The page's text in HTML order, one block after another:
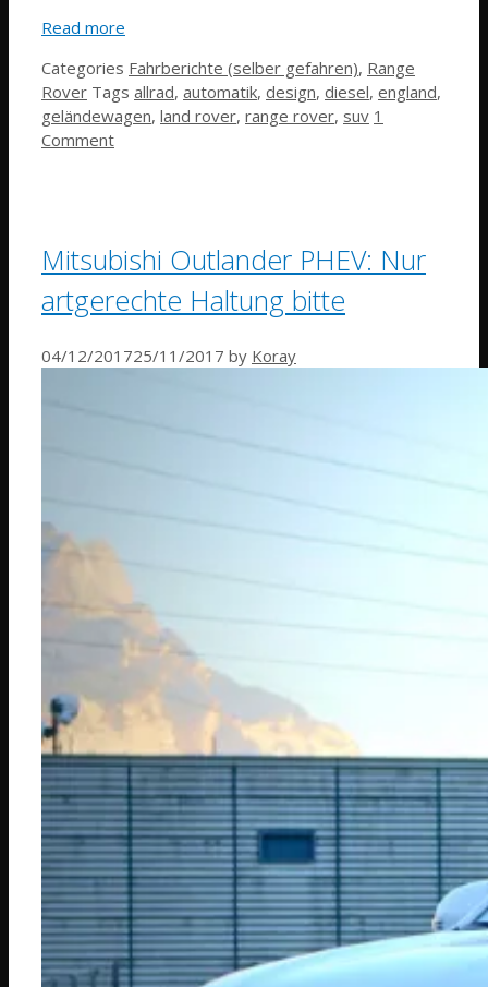
Read more
Categories Fahrberichte (selber gefahren), Range
Rover Tags allrad, automatik, design, diesel, england,
geländewagen, land rover, range rover, suv 1
Comment
Mitsubishi Outlander PHEV: Nur
artgerechte Haltung bitte
04/12/201725/11/2017 by Koray